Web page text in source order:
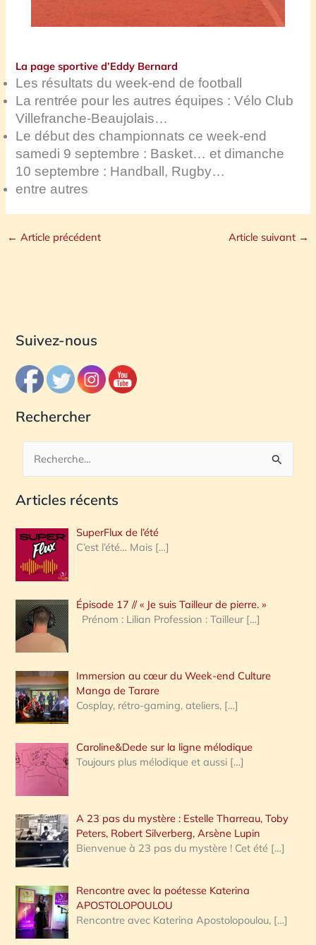
La page sportive d’Eddy Bernard
Les résultats du week-end de football
La rentrée pour les autres équipes : Vélo Club
Villefranche-Beaujolais…
Le début des championnats ce week-end
samedi 9 septembre : Basket… et dimanche
10 septembre : Handball, Rugby…
entre autres
← Article précédent Article suivant →
Suivez-nous
Rechercher
c
e
r
c
h
e
:
Articles récents
SuperFlux de l’été
C’est l’été… Mais […]
Épisode 17 // « Je suis Tailleur de pierre. »
Prénom : Lilian Profession : Tailleur […]
Immersion au cœur du Week-end Culture
Manga de Tarare
Cosplay, rétro-gaming, ateliers, […]
Caroline&Dede sur la ligne mélodique
Toujours plus mélodique et aussi […]
A 23 pas du mystère : Estelle Tharreau, Toby
Peters, Robert Silverberg, Arsène Lupin
Bienvenue à 23 pas du mystère ! Cet été […]
Rencontre avec la poétesse Katerina
APOSTOLOPOULOU
Rencontre avec Katerina Apostolopoulou, […]